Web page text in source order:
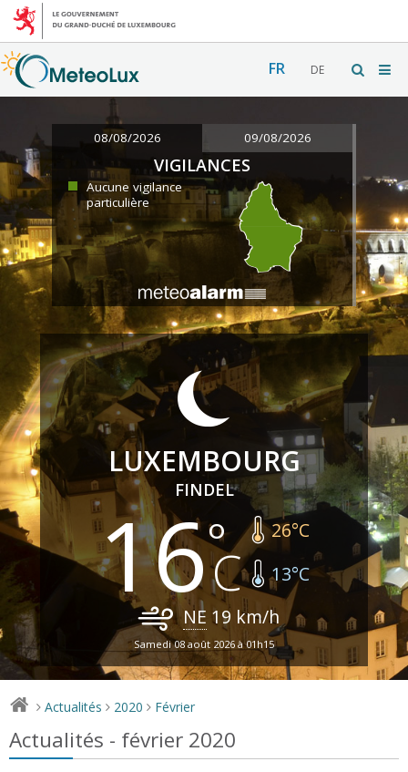
FR DE
08/08/2026 09/08/2026
VIGILANCES
Aucune vigilance
particulière
LUXEMBOURG
FINDEL
16 26°C
13°C
NE 19 km/h
Samedi 08 août 2026 à 01h15
> Actualités > 2020 > Février
Actualités - février 2020